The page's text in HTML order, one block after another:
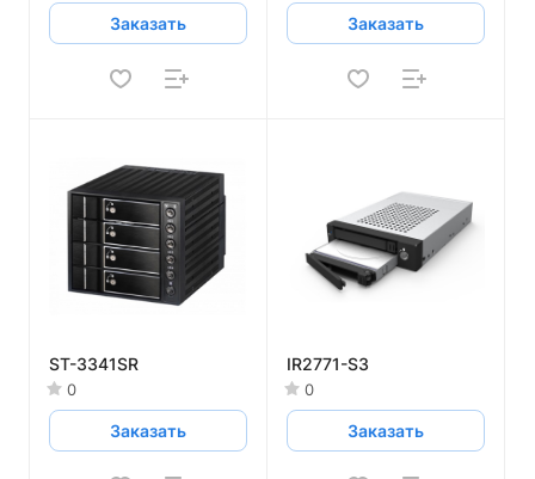
Заказать Заказать
ST-3341SR
0
Заказать
IR2771-S3
0
Заказать